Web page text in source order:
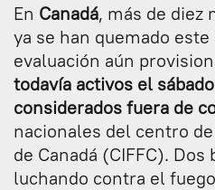
En Canadá, más de diez
ya se han quemado
evaluación aún
todavía activos el
considerados fuera de
nacionales del centro
de Canadá (CIFFC).
luchando contra el